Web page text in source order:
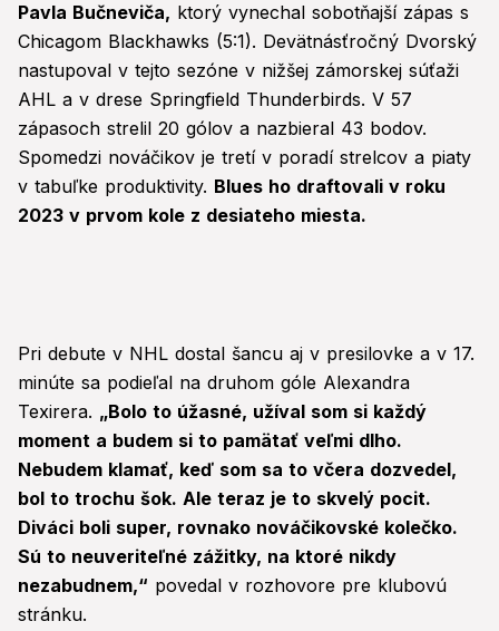
Pavla Bučneviča, ktorý vynechal sobotňajší zápas s
Chicagom Blackhawks (5:1). Devätnásťročný Dvorský
nastupoval v tejto sezóne v nižšej zámorskej súťaži
AHL a v drese Springfield Thunderbirds. V 57
zápasoch strelil 20 gólov a nazbieral 43 bodov.
Spomedzi nováčikov je tretí v poradí strelcov a piaty
v tabuľke produktivity. Blues ho draftovali v roku
2023 v prvom kole z desiateho miesta.
Pri debute v NHL dostal šancu aj v presilovke a v 17.
minúte sa podieľal na druhom góle Alexandra
Texirera. „Bolo to úžasné, užíval som si každý
moment a budem si to pamätať veľmi dlho.
Nebudem klamať, keď som sa to včera dozvedel,
bol to trochu šok. Ale teraz je to skvelý pocit.
Diváci boli super, rovnako nováčikovské kolečko.
Sú to neuveriteľné zážitky, na ktoré nikdy
nezabudnem,“ povedal v rozhovore pre klubovú
stránku.